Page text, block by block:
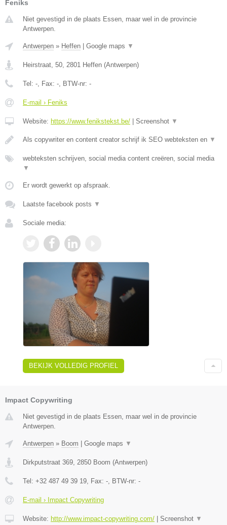
Feniks
Niet gevestigd in de plaats Essen, maar wel in de provincie
Antwerpen.
Antwerpen » Heffen | Google maps ▼
Heirstraat, 50 2801 Heffen (Antwerpen)
Tel: - , Fax: - , BTW-nr: -
E-mail › Feniks
Website: https://www.fenikstekst.be/ | Screenshot ▼
Als copywriter en content creator schrijf ik SEO webteksten en ▼
webteksten schrijven, social media content creëren, social media
▼
Er wordt gewerkt op afspraak.
Laatste facebook posts ▼
Sociale media:
BEKIJK VOLLEDIG PROFIEL
Impact Copywriting
Niet gevestigd in de plaats Essen, maar wel in de provincie
Antwerpen.
Antwerpen » Boom Google maps ▼
Dirkputstraat 369, 2850 Boom (Antwerpen)
Tel: +32 487 49 39 19, Fax: -, BTW-nr: -
E-mail › Impact Copywriting
Website: http://www.impact-copywriting.com/ Screenshot ▼